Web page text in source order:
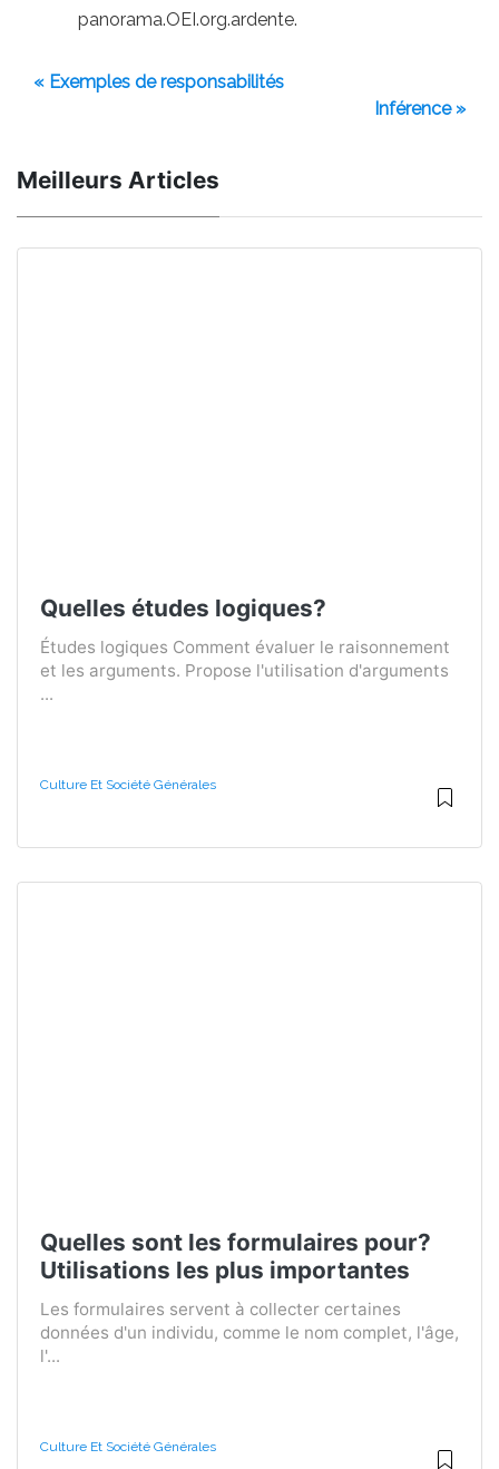
panorama.OEI.org.ardente.
« Exemples de responsabilités
Inférence »
Meilleurs Articles
Quelles études logiques?
Études logiques Comment évaluer le raisonnement
et les arguments. Propose l'utilisation d'arguments
...
Culture Et Société Générales
Quelles sont les formulaires pour?
Utilisations les plus importantes
Les formulaires servent à collecter certaines
données d'un individu, comme le nom complet, l'âge,
l'...
Culture Et Société Générales